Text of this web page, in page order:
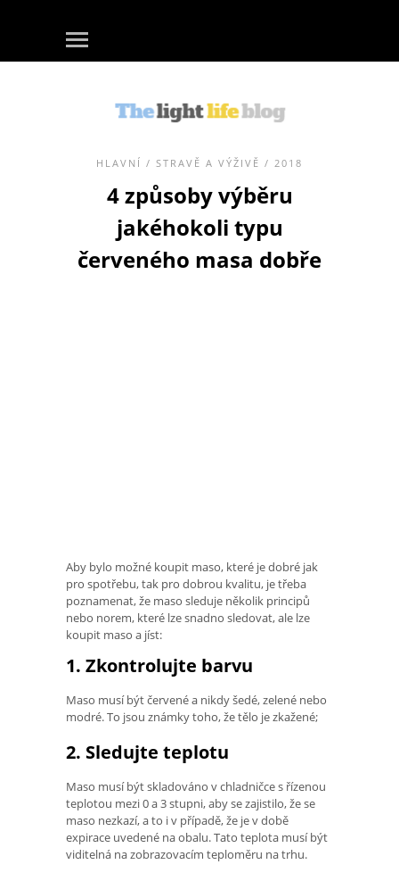
HLAVNÍ / STRAVĚ A VÝŽIVĚ / 2018
4 způsoby výběru
jakéhokoli typu
červeného masa dobře
Aby bylo možné koupit maso, které je dobré jak
pro spotřebu, tak pro dobrou kvalitu, je třeba
poznamenat, že maso sleduje několik principů
nebo norem, které lze snadno sledovat, ale lze
koupit maso a jíst:
1. Zkontrolujte barvu
Maso musí být červené a nikdy šedé, zelené nebo
modré. To jsou známky toho, že tělo je zkažené;
2. Sledujte teplotu
Maso musí být skladováno v chladničce s řízenou
teplotou mezi 0 a 3 stupni, aby se zajistilo, že se
maso nezkazí, a to i v případě, že je v době
expirace uvedené na obalu. Tato teplota musí být
viditelná na zobrazovacím teploměru na trhu.